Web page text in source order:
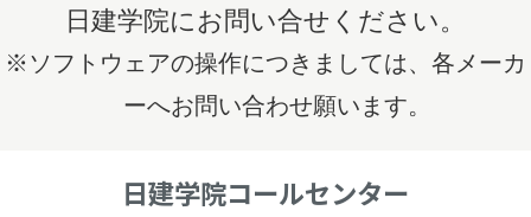
日建学院にお問い合せください。
※ソフトウェアの操作につきましては、各メーカ
ーへお問い合わせ願います。
日建学院コールセンター